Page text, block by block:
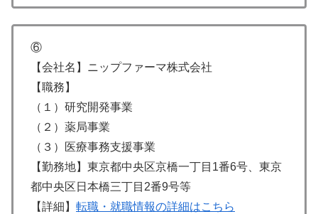
⑥
【会社名】ニップファーマ株式会社
【職務】
（１）研究開発事業
（２）薬局事業
（３）医療事務支援事業
【勤務地】東京都中央区京橋一丁目1番6号、東京
都中央区日本橋三丁目2番9号等
【詳細】 転職・就職情報の詳細はこちら